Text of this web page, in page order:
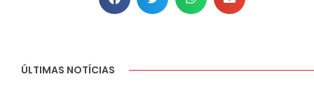
ÚLTIMAS NOTÍCIAS